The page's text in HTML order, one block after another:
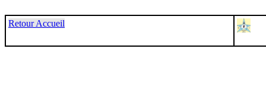
Retour Accueil